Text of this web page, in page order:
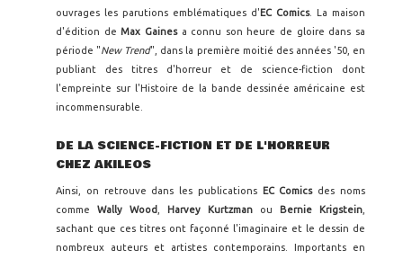
ouvrages les parutions emblématiques d'EC Comics. La maison
d'édition deMax Gaines a connu son heure de gloire dans sa
période "New Trend", dans la première moitié des années '50, en
publiant des titres d'horreur et de science-fiction dont
l'empreinte sur l'Histoire de la bande dessinée américaine est
incommensurable.
DE LA SCIENCE-FICTION ET DE L'HORREUR
CHEZ AKILEOS
Ainsi, on retrouve dans les publications EC Comics des noms
comme Wally Wood Harvey Kurtzman ou Bernie Krigstein
sachant que ces titres ont façonné l'imaginaire et le dessin de
nombreux auteurs et artistes contemporains. Importants en